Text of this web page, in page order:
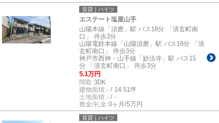
賃貸｜ハイツ
エステート塩屋山手
山陽本線「須磨」駅 バス18分 「清玄町南
口」 停歩3分
山陽電鉄本線「山陽須磨」駅 バス18分 「清
玄町南口」 停歩3分
神戸市西神・山手線「妙法寺」駅 バス15
分 「清玄町南口」 停歩3分
5.1万円
間取:3DK
建物面積:- / 14.51坪
土地面積:- / -
敷金/礼金:0ヶ月/5万円
賃貸｜ハイツ